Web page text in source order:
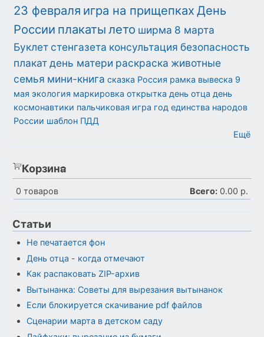
23 февраля игра на прищепках День
России плакаты лето ширма 8 марта
Буклет стенгазета консультация безопасность
плакатдень матери раскраска животные
семья мини-книга сказка Россия рамка вывеска 9
мая экология маркировка открытка день отца день
космонавтики пальчиковая игра год единства народов
России шаблон ПДД
Ещё
Корзина
0 товаров Всего: 0.00 р.
Статьи
Не печатается фон
День отца - когда отмечают
Как распаковать ZIP-архив
Вытынанка: Советы для вырезания вытынанок
Если блокируется скачивание pdf файлов
Сценарии марта в детском саду